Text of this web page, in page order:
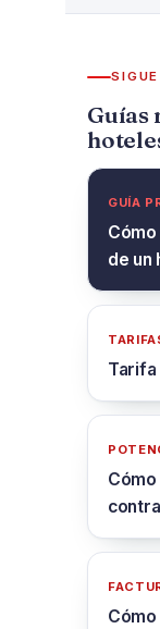
Guías
GUÍA
de un
Tarifa